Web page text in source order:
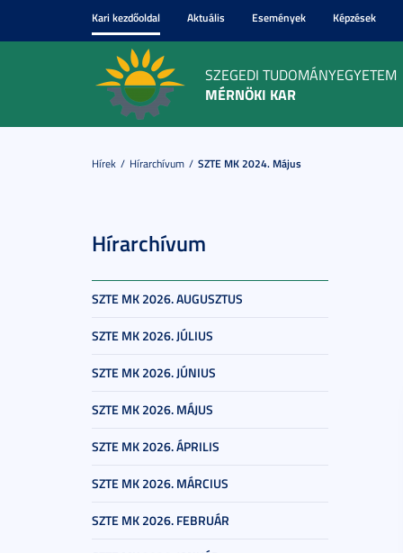
Kari kezdőoldal Aktuális Események Képzések
SZEGEDI TUDOMÁNYEGYETEM
MÉRNÖKI KAR
Hírek Hírarchívum SZTE MK 2024. Május
Hírarchívum
SZTE MK 2026. AUGUSZTUS
SZTE MK 2026. JÚLIUS
SZTE MK 2026. JÚNIUS
SZTE MK 2026. MÁJUS
SZTE MK 2026. ÁPRILIS
SZTE MK 2026. MÁRCIUS
SZTE MK 2026. FEBRUÁR